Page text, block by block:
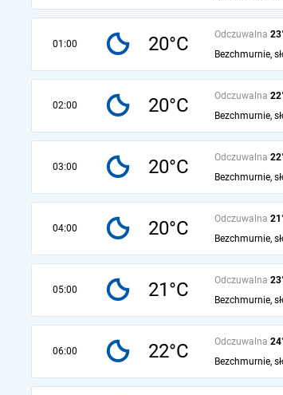
01:00 20°C Odczuwalna
Bezchmurnie,
02:00 20°C Odczuwalna
Bezchmurnie,
03:00 20°C Odczuwalna
Bezchmurnie,
04:00 20°C Odczuwalna
Bezchmurnie,
05:00 21°C Odczuwalna
Bezchmurnie,
06:00 22°C Odczuwalna
Bezchmurnie,